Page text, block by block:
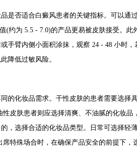
否适合白癜风患者的关键指标。可以通过
(约为 5.5 - 7.0)的产品更易被皮肤接受。此
手臂内侧小面积涂抹，观察 24 - 48 小时
降低过敏风险。
化妆品需求。干性皮肤的患者需要选择
皮肤患者则应选择清爽、不油腻的化妆品
，选择合适的化妆品类型。日常可选择轻
特殊场合时，在确保产品安全的前提下，